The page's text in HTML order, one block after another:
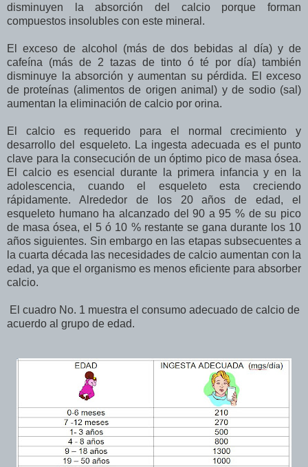
disminuyen la absorción del calcio porque forman
compuestos insolubles con este mineral.
El exceso de alcohol (más de dos bebidas al día) y de
cafeína (más de 2 tazas de tinto ó té por día) también
disminuye la absorción y aumentan su pérdida. El exceso
de proteínas (alimentos de origen animal) y de sodio (sal)
aumentan la eliminación de calcio por orina.
El calcio es requerido para el normal crecimiento y
desarrollo del esqueleto. La ingesta adecuada es el punto
clave para la consecución de un óptimo pico de masa ósea.
El calcio es esencial durante la primera infancia y en la
adolescencia, cuando el esqueleto esta creciendo
rápidamente. Alrededor de los 20 años de edad, el
esqueleto humano ha alcanzado del 90 a 95 % de su pico
de masa ósea, el 5 ó 10 % restante se gana durante los 10
años siguientes. Sin embargo en las etapas subsecuentes a
la cuarta década las necesidades de calcio aumentan con la
edad, ya que el organismo es menos eficiente para absorber
calcio.
El cuadro No. 1 muestra el consumo adecuado de calcio de
acuerdo al grupo de edad.